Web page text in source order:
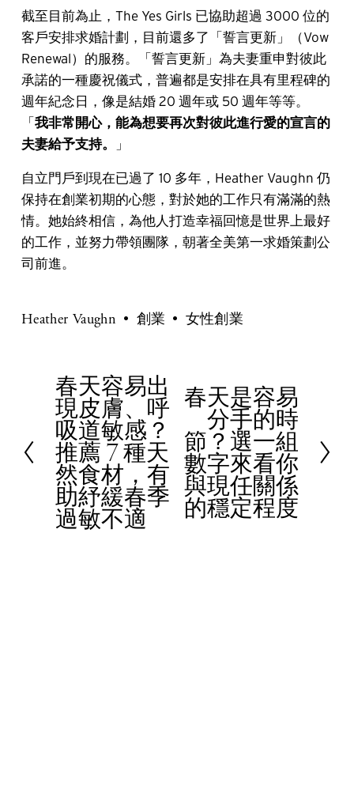
截至目前為止，The Yes Girls 已協助超過 3000 位的
客戶安排求婚計劃，目前還多了「誓言更新」（Vow
Renewal）的服務。「誓言更新」為夫妻重申對彼此
承諾的一種慶祝儀式，普遍都是安排在具有里程碑的
週年紀念日，像是結婚 20 週年或 50 週年等等。
「 我非常開心，能為想要再次對彼此進行愛的宣言的
夫妻給予支持。
」
自立門戶到現在已過了 10 多年，Heather Vaughn 仍
保持在創業初期的心態，對於她的工作只有滿滿的熱
情。她始終相信，為他人打造幸福回憶是世界上最好
的工作，並努力帶領團隊，朝著全美第一求婚策劃公
司前進。
Heather Vaughn 創業 女性創業
P
r
v
i
o
u
春天容易出
現皮膚、呼
吸道敏感？
推薦 7 種天
然食材，有
助紓緩春季
過敏不適
N春天是容易
分手的時
節？選一組
數字來看你
與現任關係
的穩定程度